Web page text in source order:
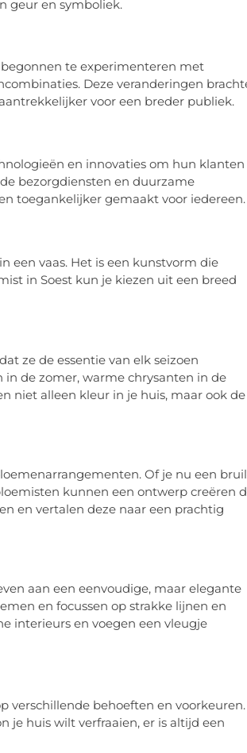
geur en symboliek.
te experimenteren met
Deze veranderingen
voor een breder publiek.
en innovaties om hun klanten
bezorgdiensten en duurzame
toegankelijker gemaakt voor iedereen.
een vaas. Het is een kunstvorm die
in Soest kun je kiezen uit een breed
ze de essentie van elk seizoen
de zomer, warme chrysanten in de
niet alleen kleur in je huis, maar ook de
Of je nu een
kunnen een ontwerp creëren
en vertalen deze naar een prachtig
aan een eenvoudige, maar elegante
en focussen op strakke lijnen en
interieurs en voegen een vleugje
verschillende behoeften en
je huis wilt verfraaien, er is altijd een